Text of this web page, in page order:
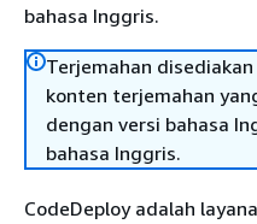
bahasa Inggris.
Terjemahan
konten terjemahan
dengan versi bahasa
bahasa Inggris.
CodeDeploy adalah